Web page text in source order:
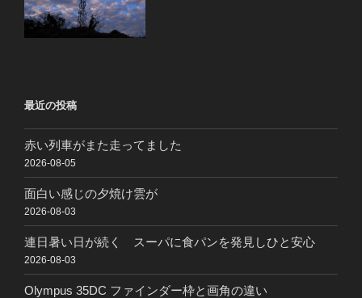
最近の投稿
赤い列車がまた走ってました
2026-08-05
面白い感じの夕焼け雲が
2026-08-03
連日暑い日が続く スーパに食パンを発見しひと安心
2026-08-03
Olympus 35DC ファインダー枠と画角の違い